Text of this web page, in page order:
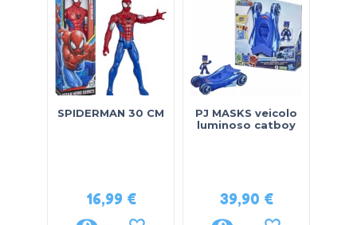
SPIDERMAN 30 CM
16,99 €
PJ MASKS veicolo
luminoso catboy
39,90 €